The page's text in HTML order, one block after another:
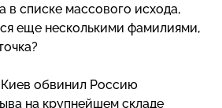
в списке массового исхода,
еще несколькими фамилиями,
обвинил Россию
на крупнейшем складе